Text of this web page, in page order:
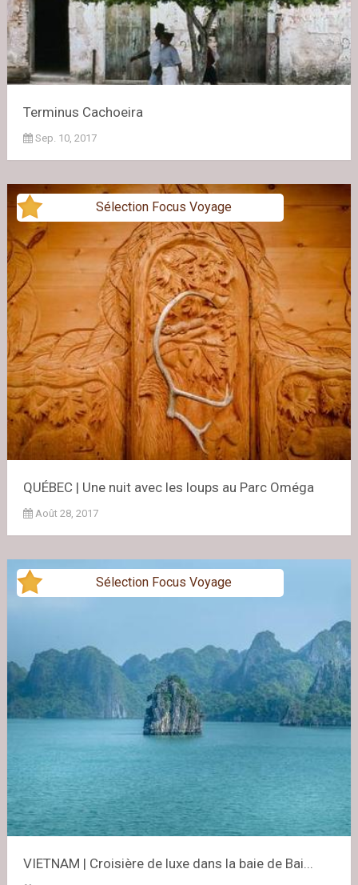
Terminus Cachoeira
Sep. 10, 2017
Sélection Focus Voyage
QUÉBEC | Une nuit avec les loups au Parc Oméga
Août 28, 2017
Sélection Focus Voyage
VIETNAM | Croisière de luxe dans la baie de Bai...